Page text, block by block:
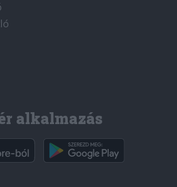
alkalmazás